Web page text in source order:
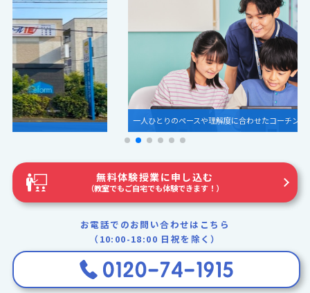
一人ひとりのペースや理解度に合わせたコーチング
無料体験授業に申し込む
（教室でもご自宅でも体験できます！）
お電話でのお問い合わせはこちら
（10:00-18:00 日祝を除く）